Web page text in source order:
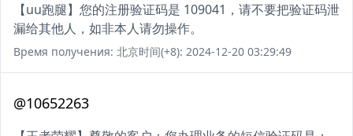
【uu跑腿】您的注册验证码是 109041，请不要把验证码泄
漏给其他人，如非本人请勿操作。
Время получения: 北京时间(+8): 2024-12-20 03:29:49
@10652263